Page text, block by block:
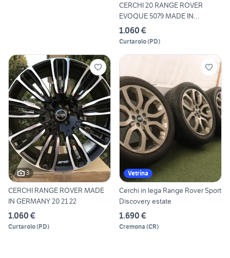
CERCHI 20 RANGE ROVER
EVOQUE 5079 MADE IN
GERMANY
1.060 €
Curtarolo(PD)
3
CERCHI RANGE ROVER MADE
IN GERMANY 20 21 22
1.060 €
Curtarolo(PD)
Vetrina
Cerchi in lega Range Rover Sport
Discovery estate
1.690 €
Cremona (CR)